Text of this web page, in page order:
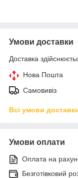
Умови доставки
Доставка
Нова Пошта
Самовивіз
Всі умови
Умови оплати
Оплата на
Безготівковий